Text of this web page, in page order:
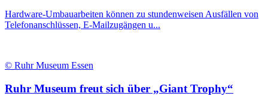
Hardware-Umbauarbeiten können zu stundenweisen Ausfällen von
Telefonanschlüssen, E-Mailzugängen u...
© Ruhr Museum Essen
Ruhr Museum freut sich über „Giant Trophy“